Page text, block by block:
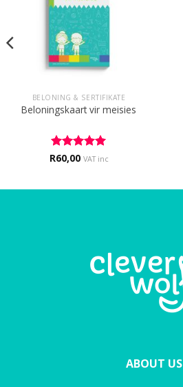
BELONING & SERTIFIKATE
Beloningskaart vir meisies
Rated 5
R60,00 VAT inc
ABOUT US